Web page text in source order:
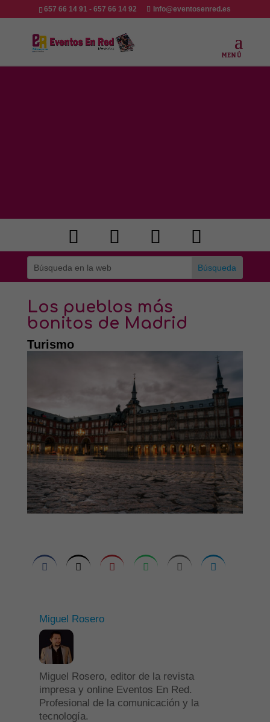
657 66 14 91 - 657 66 14 92 Info@eventosenred.es
Los pueblos más
bonitos de Madrid
Turismo
Miguel Rosero
Miguel Rosero, editor de la revista
impresa y online Eventos En Red.
Profesional de la comunicación y la
tecnología.